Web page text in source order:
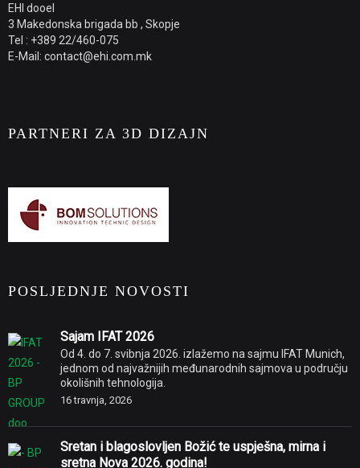
EHI dooel
3 Makedonska brigada bb , Skopje
Tel : +389 22/460-075
E-Mail: contact@ehi.com.mk
PARTNERI ZA 3D DIZAJN
POSLJEDNJE NOVOSTI
Sajam IFAT 2026
Od 4. do 7. svibnja 2026. izlažemo na sajmu IFAT Munich,
jednom od najvažnijih međunarodnih sajmova u području
okolišnih tehnologija.
16 travnja, 2026
Sretan i blagoslovljen Božić te uspješna, mirna i
sretna Nova 2026. godina!